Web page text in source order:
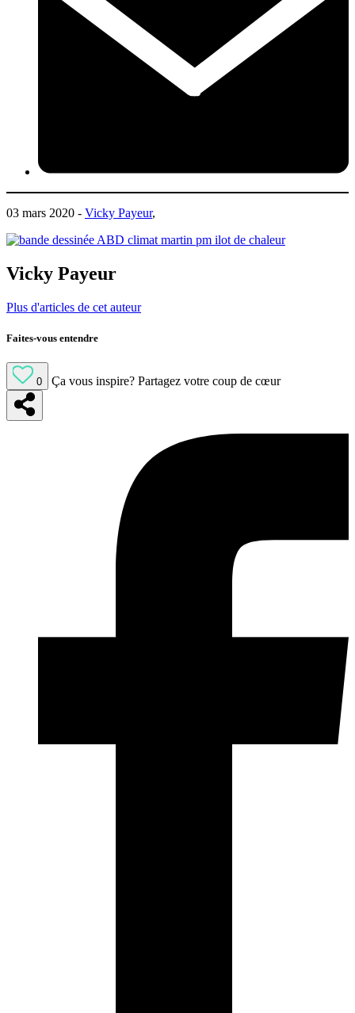
03 mars 2020 - Vicky Payeur,
Vicky Payeur
Plus d'articles de cet auteur
Faites-vous entendre
0 Ça vous inspire? Partagez votre coup de cœur